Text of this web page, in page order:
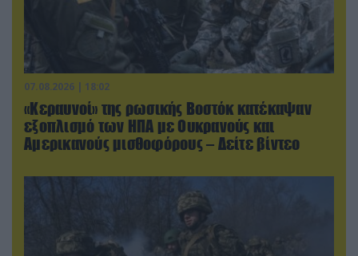
07.08.2026 | 18:02
«Κεραυνοί» της ρωσικής Βοστόκ κατέκαψαν
εξοπλισμό των ΗΠΑ με Ουκρανούς και
Αμερικανούς μισθοφόρους – Δείτε βίντεο